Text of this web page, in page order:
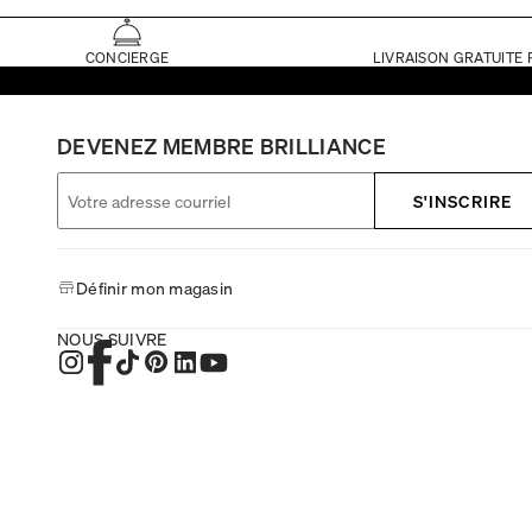
CONCIERGE LIVRAISON GRATUITE
DEVENEZ MEMBRE BRILLIANCE
S'INSCRIRE
Définir mon magasin
NOUS SUIVRE